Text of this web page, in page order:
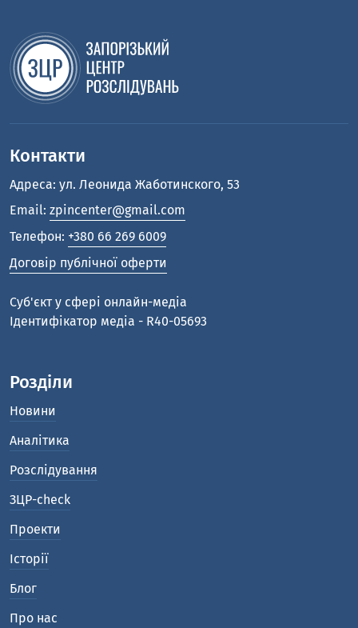
Контакти
Адреса: ул. Леонида Жаботинского, 53
Email: zpincenter@gmail.com
Телефон: +380 66 269 6009
Договір публічної оферти
Cуб'єкт у сфері онлайн-медіа
Ідентифікатор медіа - R40-05693
Розділи
Новини
Аналітика
Розслідування
ЗЦР-check
Проекти
Історії
Блог
Про нас